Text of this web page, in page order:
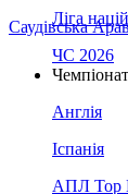
СаудівськаЛіга націй
ЧС 2026
Англія
Іспанія
АПЛ Top